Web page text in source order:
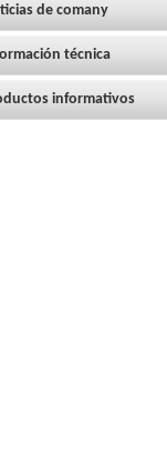
de comany
técnica
informativos